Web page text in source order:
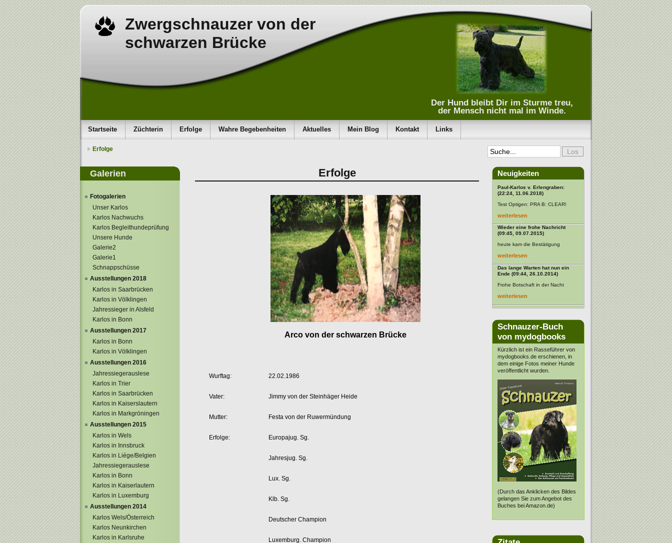
Zwergschnauzer von der
schwarzen Brücke
Der Hund bleibt Dir im Sturme treu,
der Mensch nicht mal im Winde.
Startseite Züchterin Erfolge Wahre Begebenheiten Aktuelles Mein Blog Kontakt Links
Erfolge
Galerien
Fotogalerien
Unser Karlos
Karlos Nachwuchs
Karlos Begleithundeprüfung
Unsere Hunde
Galerie2
Galerie1
Schnappschüsse
Ausstellungen 2018
Karlos in Saarbrücken
Karlos in Völklingen
Jahressieger in Alsfeld
Karlos in Bonn
Ausstellungen 2017
Karlos in Bonn
Karlos in Völklingen
Ausstellungen 2016
Jahressiegerauslese
Karlos in Trier
Karlos in Saarbrücken
Karlos in Kaiserslautern
Karlos in Markgröningen
Ausstellungen 2015
Karlos in Wels
Karlos in Innsbruck
Karlos in Liége/Belgien
Jahressiegerauslese
Karlos in Bonn
Karlos in Kaiserlautern
Karlos in Luxemburg
Ausstellungen 2014
Karlos Wels/Österreich
Karlos Neunkirchen
Karlos in Karlsruhe
Erfolge
Arco von der schwarzen Brücke
Wurftag: 22.02.1986
Vater: Jimmy von der Steinhäger Heide
Mutter: Festa von der Ruwermündung
Erfolge: Europajug. Sg.
Jahresjug. Sg.
Lux. Sg.
Klb. Sg.
Deutscher Champion
Luxemburg. Champion
Neuigkeiten
Paul-Karlos v. Erlengraben:
(22:24, 11.06.2018)
Test Optigen: PRA B: CLEAR!
weiterlesen
Wieder eine frohe Nachricht
(09:45, 09.07.2015)
heute kam die Bestätigung
weiterlesen
Das lange Warten hat nun ein
Ende (09:44, 26.10.2014)
Frohe Botschaft in der Nacht
weiterlesen
Schnauzer-Buch
von mydogbooks
Kürzlich ist ein Rasseführer von
mydogbooks.de erschienen, in
dem einige Fotos meiner Hunde
veröffentlicht wurden.
(Durch das Anklicken des Bildes
gelangen Sie zum Angebot des
Buches bei Amazon.de)